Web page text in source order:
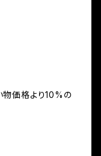
物価格より10%の